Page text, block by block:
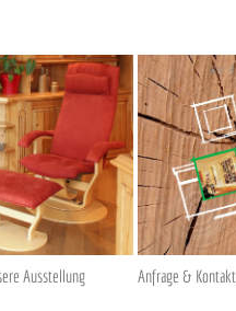
Ausstellung Anfrage & Kontakt